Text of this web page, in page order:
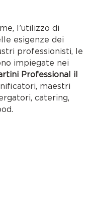
l’utilizzo di
esigenze dei
professionisti, le
impiegate nei
Professional il
maestri
catering,